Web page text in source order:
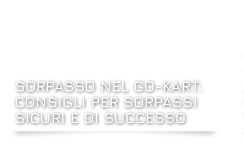
SORPASSO NEL GO-KART:
CONSIGLI PER SORPASSI
SICURI E DI SUCCESSO